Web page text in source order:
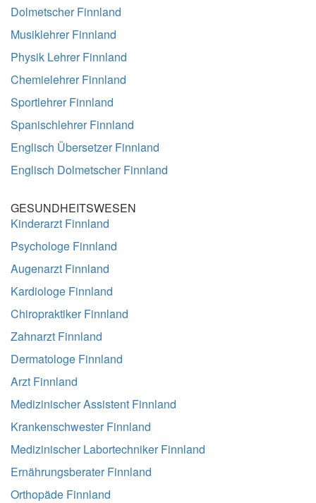
Dolmetscher Finnland
Musiklehrer Finnland
Physik Lehrer Finnland
Chemielehrer Finnland
Sportlehrer Finnland
Spanischlehrer Finnland
Englisch Übersetzer Finnland
Englisch Dolmetscher Finnland
GESUNDHEITSWESEN
Kinderarzt Finnland
Psychologe Finnland
Augenarzt Finnland
Kardiologe Finnland
Chiropraktiker Finnland
Zahnarzt Finnland
Dermatologe Finnland
Arzt Finnland
Medizinischer Assistent Finnland
Krankenschwester Finnland
Medizinischer Labortechniker Finnland
Ernährungsberater Finnland
Orthopäde Finnland